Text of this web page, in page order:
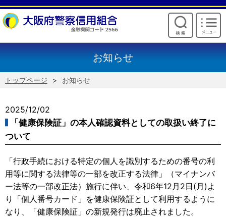
けいしんからのお願い
お知らせ
トップページ お知らせ
2025/12/02
「健康保険証」の本人確認資料としての取扱い終了に
ついて
「行政手続における特定の個人を識別するための番号の利
用等に関する法律等の一部を改正する法律」（マイナンバ
ー法等の一部改正法）施行に伴い、令和6年12月2日(月)よ
り「個人番号カード」を健康保険証として利用するように
なり、「健康保険証」の新規発行は廃止されました。